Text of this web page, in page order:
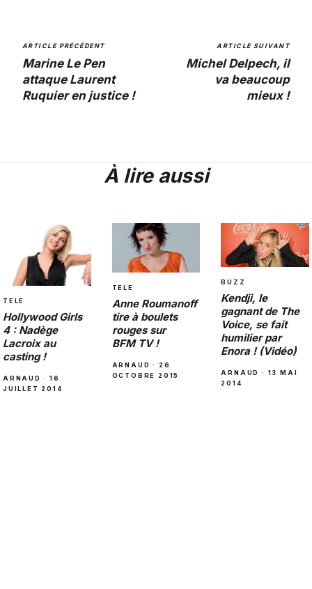
ARTICLE PRÉCÉDENT
Marine Le Pen
attaque Laurent
Ruquier en justice !
ARTICLE SUIVANT
Michel Delpech, il
va beaucoup
mieux !
À lire aussi
TELE
Hollywood Girls
4 : Nadège
Lacroix au
casting !
ARNAUD · 16
JUILLET 2014
TELE
Anne Roumanoff
tire à boulets
rouges sur
BFM TV !
ARNAUD · 26
OCTOBRE 2015
BUZZ
Kendji, le
gagnant de The
Voice, se fait
humilier par
Enora ! (Vidéo)
ARNAUD · 13 MAI
2014